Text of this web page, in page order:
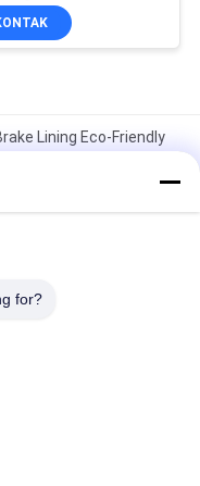
Lining Eco-Friendly
bebas rem lapisan roll
Asbes Untuk Truk
for?